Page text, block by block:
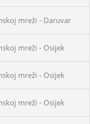
mreži - Daruvar
mreži - Osijek
mreži - Osijek
mreži - Osijek